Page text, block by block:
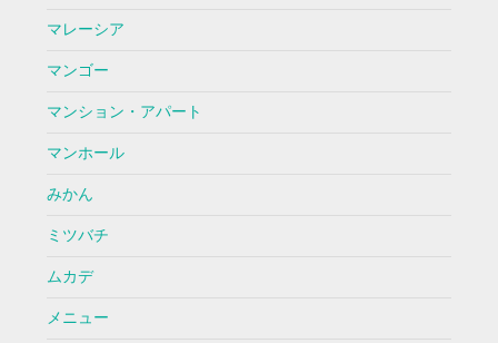
マレーシア
マンゴー
マンション・アパート
マンホール
みかん
ミツバチ
ムカデ
メニュー